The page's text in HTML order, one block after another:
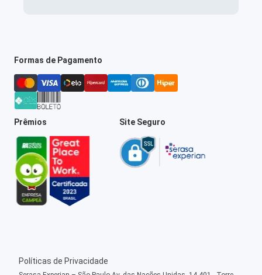
Formas de Pagamento
Prêmios Site Seguro
Políticas de Privacidade